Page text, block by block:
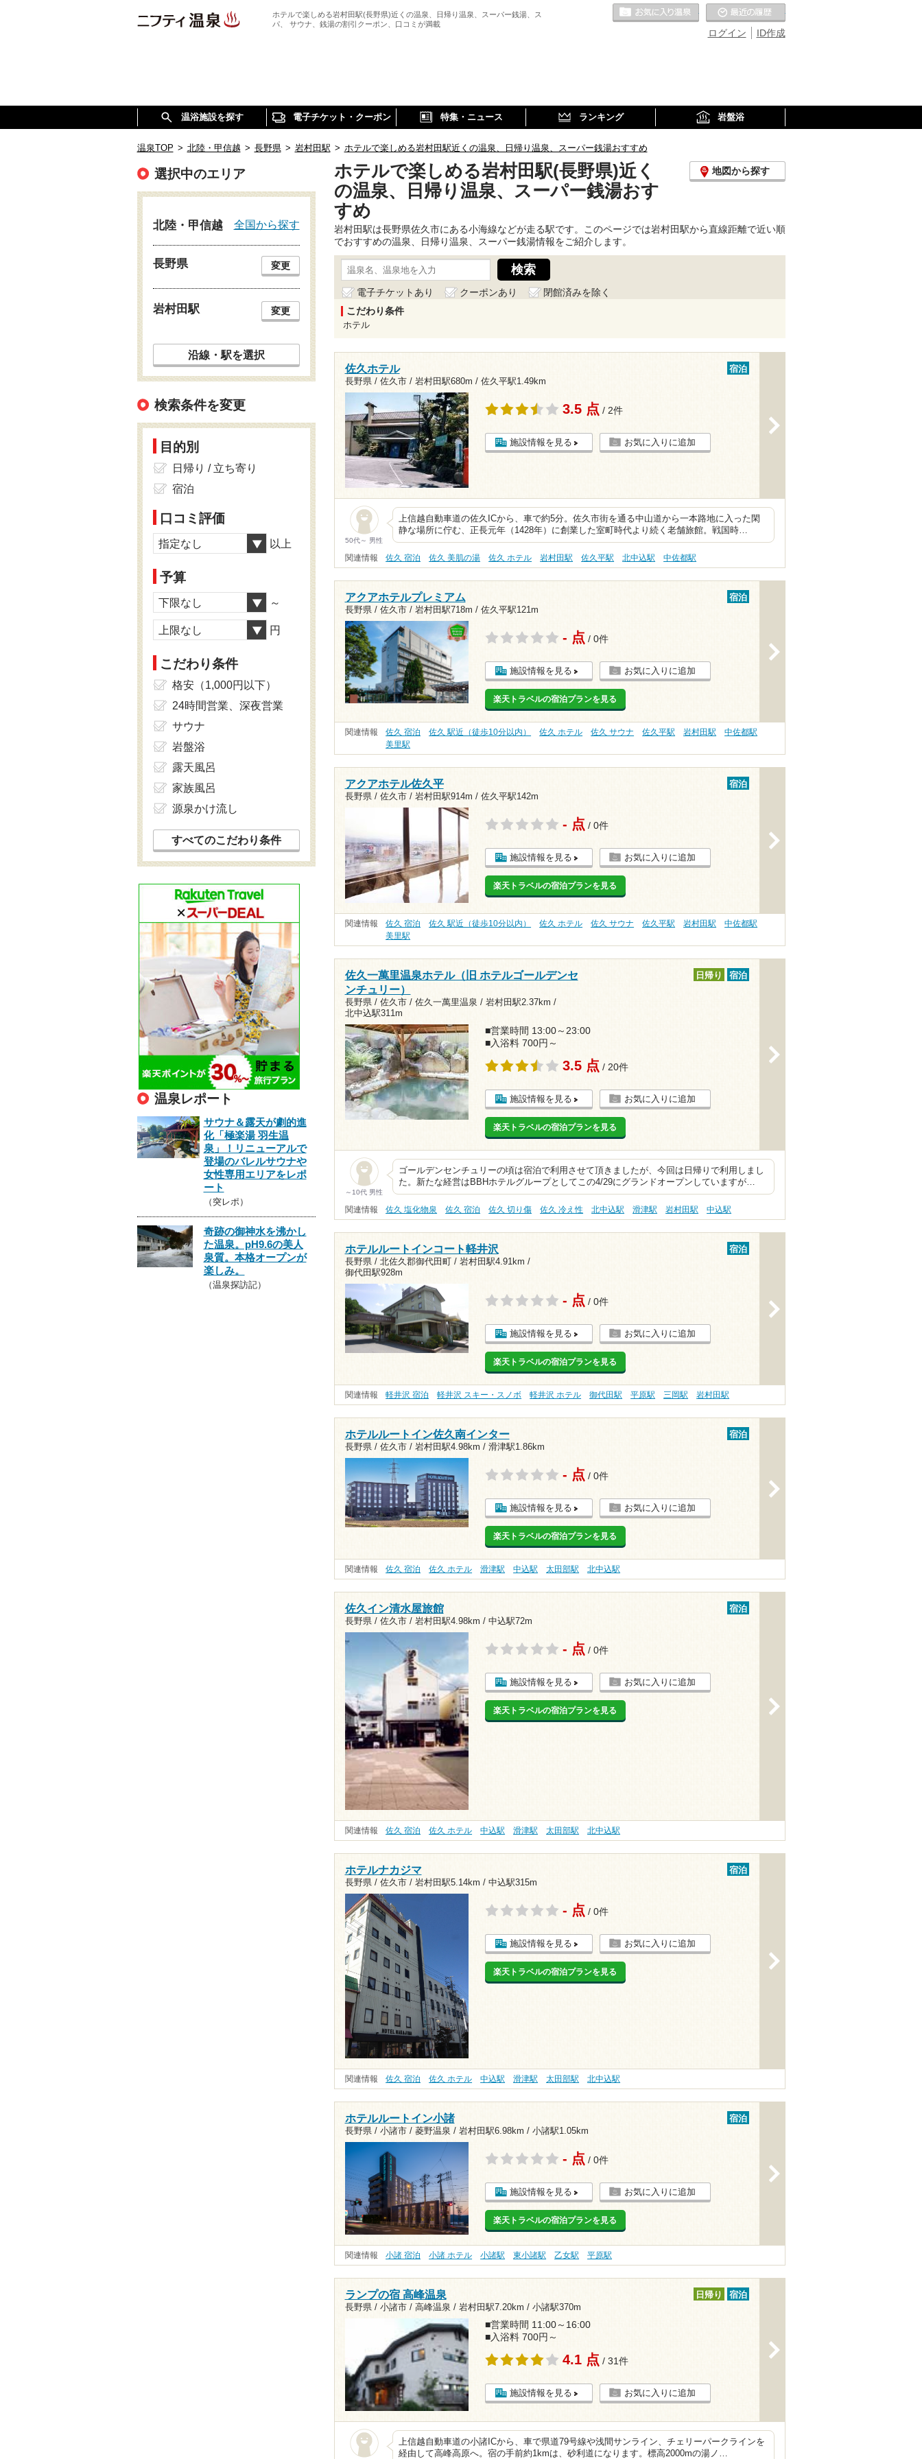
ホテルで楽しめる岩村田駅(長野県)近くの温泉、日帰り温泉、スーパー銭湯、ス
パ、 サウナ、銭湯の割引クーポン、口コミが満載
ID作成
ログイン
お気に入りの温泉
温浴施設を探す 電子チケット・クーポン 特集・ニュース ランキング 岩盤浴
温泉TOP > 北陸・甲信越 > 長野県 > 岩村田駅 > ホテルで楽しめる岩村田駅近くの温泉、日帰り温泉、スーパー銭湯おすすめ
ホテルで楽しめる岩村田駅(長野県)近く
の温泉、日帰り温泉、スーパー銭湯おす
すめ
地図から探す
岩村田駅は長野県佐久市にある小海線などが走る駅です。このページでは岩村田駅から直線距離で近い順
でおすすめの温泉、日帰り温泉、スーパー銭湯情報をご紹介します。
電子チケットあり クーポンあり
閉館済みを除く
こだわり条件
ホテル
佐久ホテル
長野県 / 佐久市 / 岩村田駅680m / 佐久平駅1.49km
宿泊
3.5 点 / 2件
施設情報を見る お気に入りに追加
50代～ 男性
上信越自動車道の佐久ICから、車で約5分。佐久市街を通る中山道から一本路地に入った閑
静な場所に佇む、正長元年（1428年）に創業した室町時代より続く老舗旅館。戦国時…
関連情報 佐久 宿泊 佐久 美肌の湯 佐久 ホテル 岩村田駅 佐久平駅 北中込駅 中佐都駅
アクアホテルプレミアム
長野県 / 佐久市 / 岩村田駅718m / 佐久平駅121m
宿泊
- 点 / 0件
施設情報を見る お気に入りに追加
楽天トラベルの宿泊プランを見る
関連情報 佐久 宿泊 佐久 駅近（徒歩10分以内） 佐久 ホテル 佐久 サウナ 佐久平駅 岩村田駅
中佐都駅
美里駅
アクアホテル佐久平
長野県 / 佐久市 / 岩村田駅914m / 佐久平駅142m
宿泊
- 点 / 0件
施設情報を見る お気に入りに追加
楽天トラベルの宿泊プランを見る
関連情報 佐久 宿泊 佐久 駅近（徒歩10分以内） 佐久 ホテル 佐久 サウナ 佐久平駅 岩村田駅
中佐都駅
美里駅
佐久一萬里温泉ホテル（旧 ホテルゴールデンセ
ンチュリー）
長野県 / 佐久市 / 佐久一萬里温泉 / 岩村田駅2.37km /
北中込駅311m
日帰り 宿泊
■営業時間 13:00～23:00
■入浴料 700円～
3.5 点 / 20件
施設情報を見る お気に入りに追加
楽天トラベルの宿泊プランを見る
～10代 男性
ゴールデンセンチュリーの頃は宿泊で利用させて頂きましたが、今回は日帰りで利用しまし
た。新たな経営はBBHホテルグループとしてこの4/29にグランドオープンしていますが…
関連情報 佐久 塩化物泉 佐久 宿泊 佐久 切り傷 佐久 冷え性 北中込駅 滑津駅 岩村田駅 中込駅
ホテルルートインコート軽井沢
長野県 / 北佐久郡御代田町 / 岩村田駅4.91km /
御代田駅928m
宿泊
- 点 / 0件
施設情報を見る お気に入りに追加
楽天トラベルの宿泊プランを見る
関連情報 軽井沢 宿泊 軽井沢 スキー・スノボ 軽井沢 ホテル 御代田駅 平原駅 三岡駅 岩村田駅
ホテルルートイン佐久南インター
長野県 / 佐久市 / 岩村田駅4.98km / 滑津駅1.86km
宿泊
- 点 / 0件
施設情報を見る お気に入りに追加
楽天トラベルの宿泊プランを見る
関連情報 佐久 宿泊 佐久 ホテル 滑津駅 中込駅 太田部駅 北中込駅
佐久イン清水屋旅館
長野県 / 佐久市 / 岩村田駅4.98km / 中込駅72m
宿泊
- 点 / 0件
施設情報を見る お気に入りに追加
楽天トラベルの宿泊プランを見る
関連情報 佐久 宿泊 佐久 ホテル 中込駅 滑津駅 太田部駅 北中込駅
ホテルナカジマ
長野県 / 佐久市 / 岩村田駅5.14km / 中込駅315m
宿泊
- 点 / 0件
施設情報を見る お気に入りに追加
楽天トラベルの宿泊プランを見る
関連情報 佐久 宿泊 佐久 ホテル 中込駅 滑津駅 太田部駅 北中込駅
ホテルルートイン小諸
長野県 / 小諸市 / 菱野温泉 / 岩村田駅6.98km / 小諸駅1.05km
宿泊
- 点 / 0件
施設情報を見る お気に入りに追加
楽天トラベルの宿泊プランを見る
関連情報 小諸 宿泊 小諸 ホテル 小諸駅 東小諸駅 乙女駅 平原駅
ランプの宿 高峰温泉
長野県 / 小諸市 / 高峰温泉 / 岩村田駅7.20km / 小諸駅370m
日帰り 宿泊
■営業時間 11:00～16:00
■入浴料 700円～
4.1 点 / 31件
施設情報を見る お気に入りに追加
上信越自動車道の小諸ICから、車で県道79号線や浅間サンライン、チェリーパークラインを
経由して高峰高原へ。宿の手前約1kmは、砂利道になります。標高2000mの湯ノ…
選択中のエリア
北陸・甲信越 全国から探す
長野県 変更
岩村田駅 変更
沿線・駅を選択
検索条件を変更
目的別
日帰り / 立ち寄り
宿泊
口コミ評価
指定なし 以上
予算
下限なし ～
上限なし 円
こだわり条件
格安（1,000円以下）
24時間営業、深夜営業
サウナ
岩盤浴
露天風呂
家族風呂
源泉かけ流し
すべてのこだわり条件
温泉レポート
サウナ＆露天が劇的進
化「極楽湯 羽生温
泉」！リニューアルで
登場のバレルサウナや
女性専用エリアをレポ
ート
（突レポ）
奇跡の御神水を沸かし
た温泉。pH9.6の美人
泉質。本格オープンが
楽しみ。
（温泉探訪記）